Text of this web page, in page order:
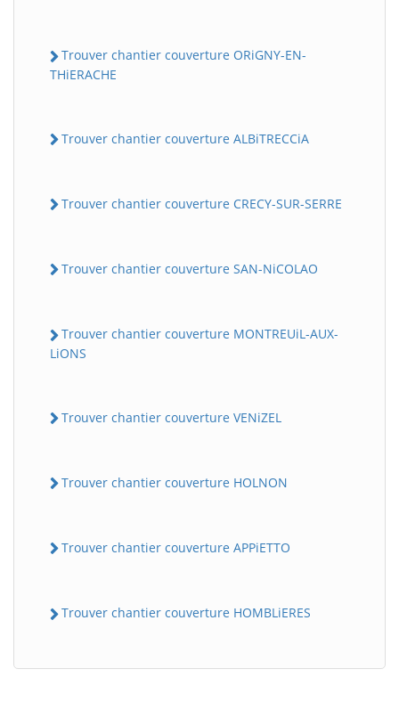
Trouver chantier couverture ORiGNY-EN-
THiERACHE
Trouver chantier couverture ALBiTRECCiA
Trouver chantier couverture CRECY-SUR-SERRE
Trouver chantier couverture SAN-NiCOLAO
Trouver chantier couverture MONTREUiL-AUX-
LiONS
Trouver chantier couverture VENiZEL
Trouver chantier couverture HOLNON
Trouver chantier couverture APPiETTO
Trouver chantier couverture HOMBLiERES